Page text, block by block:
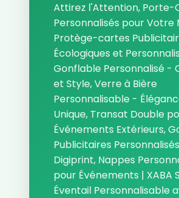
Attirez l'Attention, Porte-
Personnalisés pour Votre
Protège-cartes
Écologiques et
Gonflable Personnalisé -
et Style, Verre à Bière
Personnalisable -
Unique, Transat Double
Événements Extérieurs,
Publicitaires
Digiprint, Nappes
pour Événements | XABA
Éventail Personnalisable